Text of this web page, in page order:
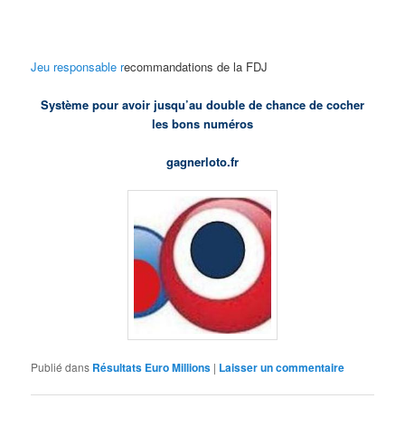
Jeu responsable recommandations de la FDJ
Système pour avoir jusqu’au double de chance de cocher
les bons numéros
gagnerloto.fr
Publié dans Résultats Euro Millions | Laisser un commentaire